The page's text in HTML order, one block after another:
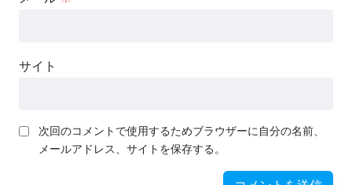
サイト
次回のコメントで使用するためブラウザーに自分の名前、
メールアドレス、サイトを保存する。